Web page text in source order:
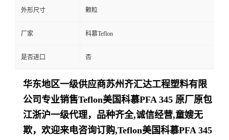
言
外形尺寸 颗粒
厂家 科慕Teflon
是否进口 否
华东地区一级供应商苏州齐汇达工程塑料有限
公司专业销售Teflon美国科慕PFA 345 原厂原包
江浙沪一级代理，品种齐全,诚信经营,童嫂无
欺，欢迎来电咨询订购,Teflon美国科慕PFA 345